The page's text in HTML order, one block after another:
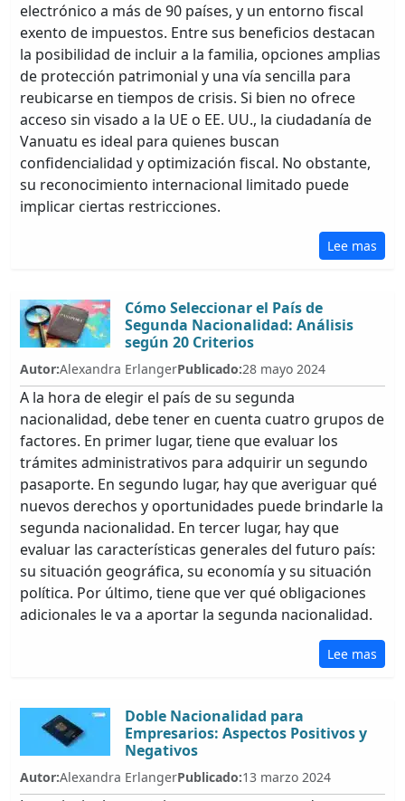
electrónico a más de 90 países, y un entorno fiscal
exento de impuestos. Entre sus beneficios destacan
la posibilidad de incluir a la familia, opciones amplias
de protección patrimonial y una vía sencilla para
reubicarse en tiempos de crisis. Si bien no ofrece
acceso sin visado a la UE o EE. UU., la ciudadanía de
Vanuatu es ideal para quienes buscan
confidencialidad y optimización fiscal. No obstante,
su reconocimiento internacional limitado puede
implicar ciertas restricciones.
Lee mas
Cómo Seleccionar el País de
Segunda Nacionalidad: Análisis
según 20 Criterios
Autor:Alexandra ErlangerPublicado:28 mayo 2024
A la hora de elegir el país de su segunda
nacionalidad, debe tener en cuenta cuatro grupos de
factores. En primer lugar, tiene que evaluar los
trámites administrativos para adquirir un segundo
pasaporte. En segundo lugar, hay que averiguar qué
nuevos derechos y oportunidades puede brindarle la
segunda nacionalidad. En tercer lugar, hay que
evaluar las características generales del futuro país:
su situación geográfica, su economía y su situación
política. Por último, tiene que ver qué obligaciones
adicionales le va a aportar la segunda nacionalidad.
Lee mas
Doble Nacionalidad para
Empresarios: Aspectos Positivos y
Negativos
Autor:Alexandra ErlangerPublicado:13 marzo 2024